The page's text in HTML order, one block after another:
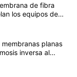
de fibra
los equipos de
planas
inversa al